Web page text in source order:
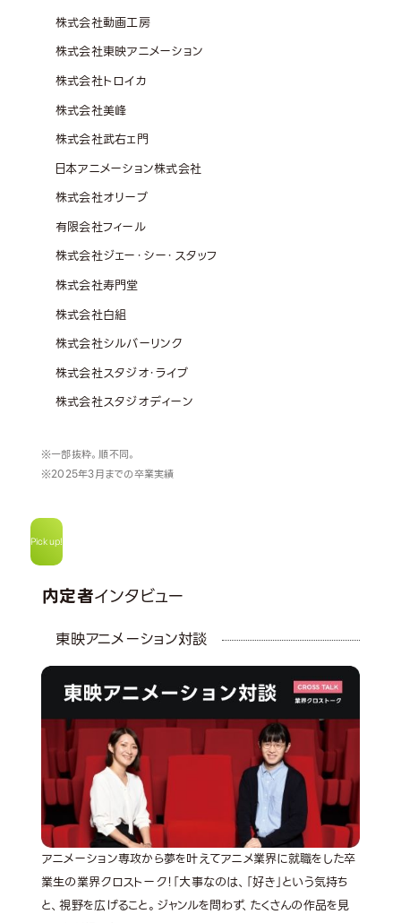
株式会社動画工房
株式会社東映アニメーション
株式会社トロイカ
株式会社美峰
株式会社武右ェ門
日本アニメーション株式会社
株式会社オリーブ
有限会社フィール
株式会社ジェー・シー・スタッフ
株式会社寿門堂
株式会社白組
株式会社シルバーリンク
株式会社スタジオ・ライブ
株式会社スタジオディーン
一部抜粋。順不同。
2025年3月までの卒業実績
Pick up!
内定者インタビュー
東映アニメーション対談
アニメーション専攻から夢を叶えてアニメ業界に就職をした卒
業生の業界クロストーク！「大事なのは、「好き」という気持ち
と、視野を広げること。ジャンルを問わず、たくさんの作品を見